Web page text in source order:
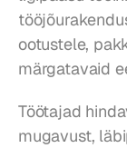
ootustele,
märgatavaid
Töötajad
mugavust,